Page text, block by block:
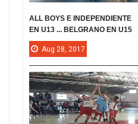
ALL BOYS E INDEPENDIENTE
EN U13 ... BELGRANO EN U15
Aug 28, 2017